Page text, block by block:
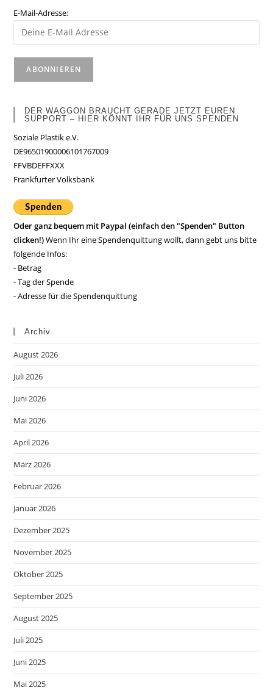
E-Mail-Adresse:
DER WAGGON BRAUCHT GERADE JETZT EUREN
SUPPORT – HIER KÖNNT IHR FÜR UNS SPENDEN
Soziale Plastik e.V.
DE96501900006101767009
FFVBDEFFXXX
Frankfurter Volksbank
Oder ganz bequem mit Paypal (einfach den "Spenden" Button
clicken!)Wenn Ihr eine Spendenquittung wollt, dann gebt uns bitte
folgende Infos:
- Betrag
- Tag der Spende
- Adresse für die Spendenquittung
Archiv
August 2026
Juli 2026
Juni 2026
Mai 2026
April 2026
März 2026
Februar 2026
Januar 2026
Dezember 2025
November 2025
Oktober 2025
September 2025
August 2025
Juli 2025
Juni 2025
Mai 2025